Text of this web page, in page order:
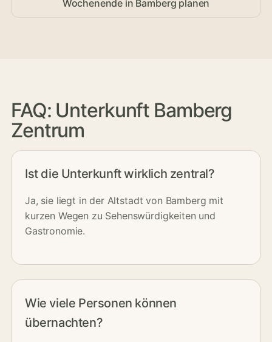
Wochenende in Bamberg planen
FAQ: Unterkunft Bamberg
Zentrum
Ist die Unterkunft wirklich zentral?
Ja, sie liegt in der Altstadt von Bamberg mit
kurzen Wegen zu Sehenswürdigkeiten und
Gastronomie.
Wie viele Personen können
übernachten?